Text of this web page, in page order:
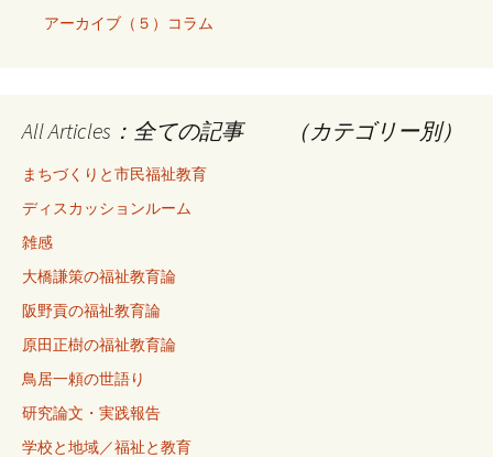
アーカイブ（５）コラム
All Articles：全ての記事 （カテゴリー別）
まちづくりと市民福祉教育
ディスカッションルーム
雑感
大橋謙策の福祉教育論
阪野貢の福祉教育論
原田正樹の福祉教育論
鳥居一頼の世語り
研究論文・実践報告
学校と地域／福祉と教育